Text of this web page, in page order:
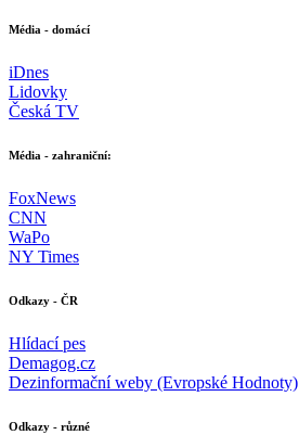
Média - domácí
iDnes
Lidovky
Česká TV
Média - zahraniční:
FoxNews
CNN
WaPo
NY Times
Odkazy - ČR
Hlídací pes
Demagog.cz
Dezinformační weby (Evropské Hodnoty)
Odkazy - různé